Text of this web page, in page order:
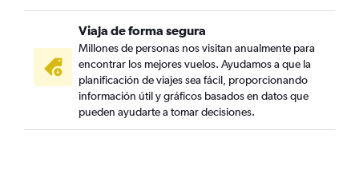
Viaja de forma segura
Millones de personas nos visitan anualmente para
encontrar los mejores vuelos. Ayudamos a que la
planificación de viajes sea fácil, proporcionando
información útil y gráficos basados en datos que
pueden ayudarte a tomar decisiones.